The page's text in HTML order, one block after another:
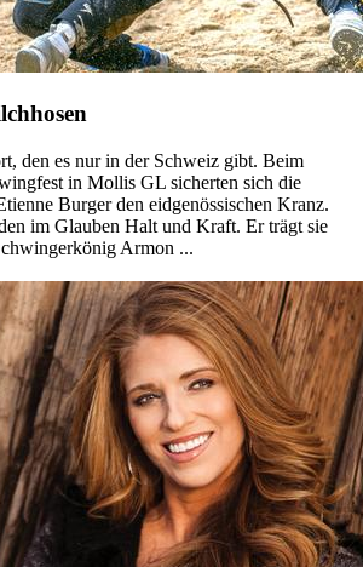
den es nur in der Schweiz gibt. Beim
in Mollis GL sicherten sich die
Burger den eidgenössischen Kranz.
im Glauben Halt und Kraft. Er trägt sie
Armon ...